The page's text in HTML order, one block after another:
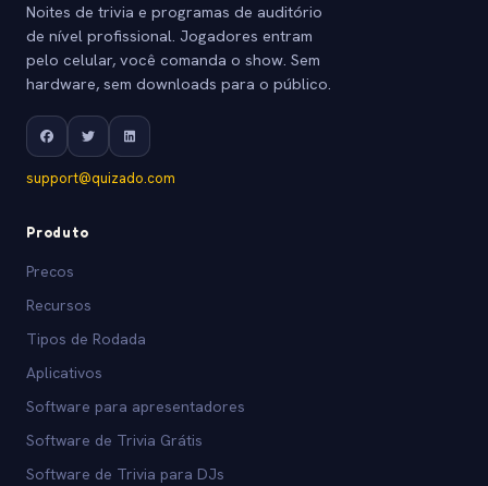
Noites de trivia e programas de auditório
de nível profissional. Jogadores entram
pelo celular, você comanda o show. Sem
hardware, sem downloads para o público.
support@quizado.com
Produto
Precos
Recursos
Tipos de Rodada
Aplicativos
Software para apresentadores
Software de Trivia Grátis
Software de Trivia para DJs